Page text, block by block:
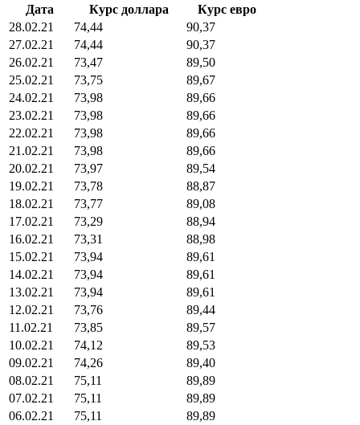
Дата
Курс доллара
Курс евро
28.02.21
74,44
90,37
27.02.21
74,44
90,37
26.02.21
73,47
89,50
25.02.21
73,75
89,67
24.02.21
73,98
89,66
23.02.21
73,98
89,66
22.02.21
73,98
89,66
21.02.21
73,98
89,66
20.02.21
73,97
89,54
19.02.21
73,78
88,87
18.02.21
73,77
89,08
17.02.21
73,29
88,94
16.02.21
73,31
88,98
15.02.21
73,94
89,61
14.02.21
73,94
89,61
13.02.21
73,94
89,61
12.02.21
73,76
89,44
11.02.21
73,85
89,57
10.02.21
74,12
89,53
09.02.21
74,26
89,40
08.02.21
75,11
89,89
07.02.21
75,11
89,89
06.02.21
75,11
89,89